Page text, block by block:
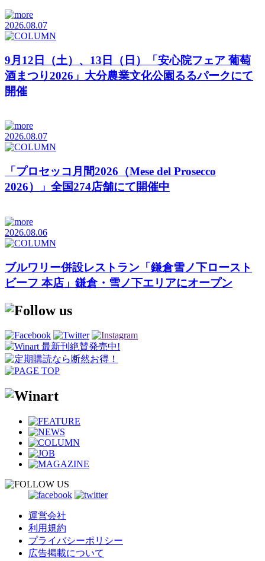
2026.08.07
9月12日（土）、13日（日）「安心院フェア 葡萄
酒まつり2026」大分農業文化公園るるパークにて
開催
2026.08.07
「プロセッコ月間2026（Mese del Prosecco
2026）」全国274店舗にて開催中
2026.08.06
ブルワリー併設レストラン「鎌倉雪ノ下ロースト
ビーフ 本店」鎌倉・雪ノ下エリアにオープン
運営会社
利用規約
プライバシーポリシー
広告掲載について